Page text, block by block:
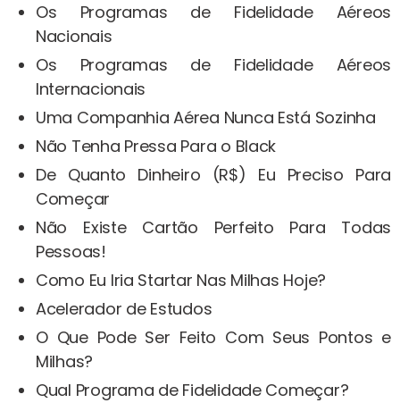
Os Programas de Fidelidade Aéreos​
Nacionais
Os Programas de Fidelidade Aéreos​
Internacionais
Uma Companhia Aérea Nunca Está Sozinha
Não Tenha Pressa Para o Black
De Quanto Dinheiro (R$) Eu Preciso Para
Começar
Não Existe Cartão Perfeito Para Todas
Pessoas!
Como Eu Iria Startar Nas Milhas Hoje?
Acelerador de Estudos
O Que Pode Ser Feito Com Seus Pontos e
Milhas?
Qual Programa de Fidelidade Começar?